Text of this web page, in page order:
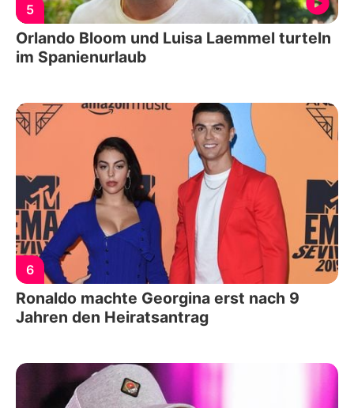
5
Orlando Bloom und Luisa Laemmel turteln
im Spanienurlaub
6
Ronaldo machte Georgina erst nach 9
Jahren den Heiratsantrag